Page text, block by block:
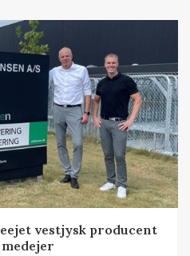
vestjysk producent